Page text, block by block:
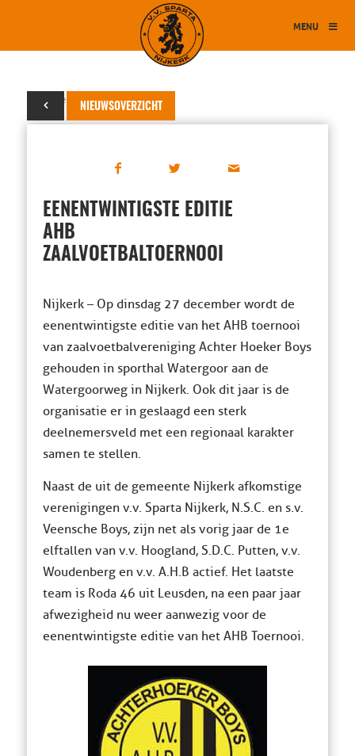
MENU
NIEUWSOVERZICHT
09 december 2016
EENENTWINTIGSTE EDITIE
AHB
ZAALVOETBALTOERNOOI
Nijkerk – Op dinsdag 27 december wordt de
eenentwintigste editie van het AHB toernooi
van zaalvoetbalvereniging Achter Hoeker Boys
gehouden in sporthal Watergoor aan de
Watergoorweg in Nijkerk. Ook dit jaar is de
organisatie er in geslaagd een sterk
deelnemersveld met een regionaal karakter
samen te stellen.
Naast de uit de gemeente Nijkerk afkomstige
verenigingen v.v. Sparta Nijkerk, N.S.C. en s.v.
Veensche Boys, zijn net als vorig jaar de 1e
elftallen van v.v. Hoogland, S.D.C. Putten, v.v.
Woudenberg en v.v. A.H.B actief. Het laatste
team is Roda 46 uit Leusden, na een paar jaar
afwezigheid nu weer aanwezig voor de
eenentwintigste editie van het AHB Toernooi.